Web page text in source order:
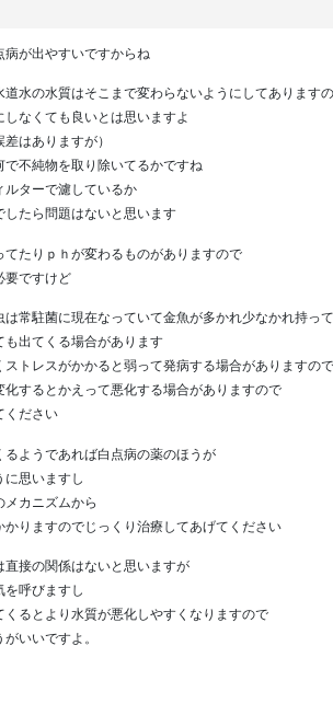
病が出やすいですからね
の水質はそこまで変わらないようにしてあります
しなくても良いとは思いますよ
差はありますが）
で不純物を取り除いてるかですね
ルターで濾しているか
したら問題はないと思います
てたりｐｈが変わるものがありますので
要ですけど
は常駐菌に現在なっていて金魚が多かれ少なかれ持っ
も出てくる場合があります
ストレスがかかると弱って発病する場合がありますので
化するとかえって悪化する場合がありますので
ください
るようであれば白点病の薬のほうが
に思いますし
メカニズムから
かりますのでじっくり治療してあげてください
直接の関係はないと思いますが
を呼びますし
くるとより水質が悪化しやすくなりますので
いいですよ。